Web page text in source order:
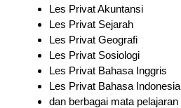
Les Privat Akuntansi
Les Privat Sejarah
Les Privat Geografi
Les Privat Sosiologi
Les Privat Bahasa Inggris
Les Privat Bahasa Indonesia
dan berbagai mata